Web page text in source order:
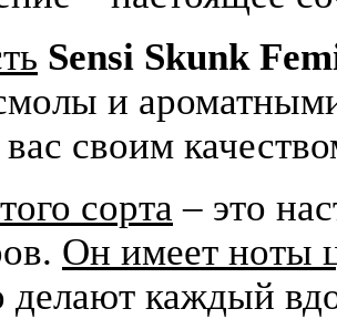
Sensi Skunk
и
своим
сорта – это
Он имеет ноты
делают каждый